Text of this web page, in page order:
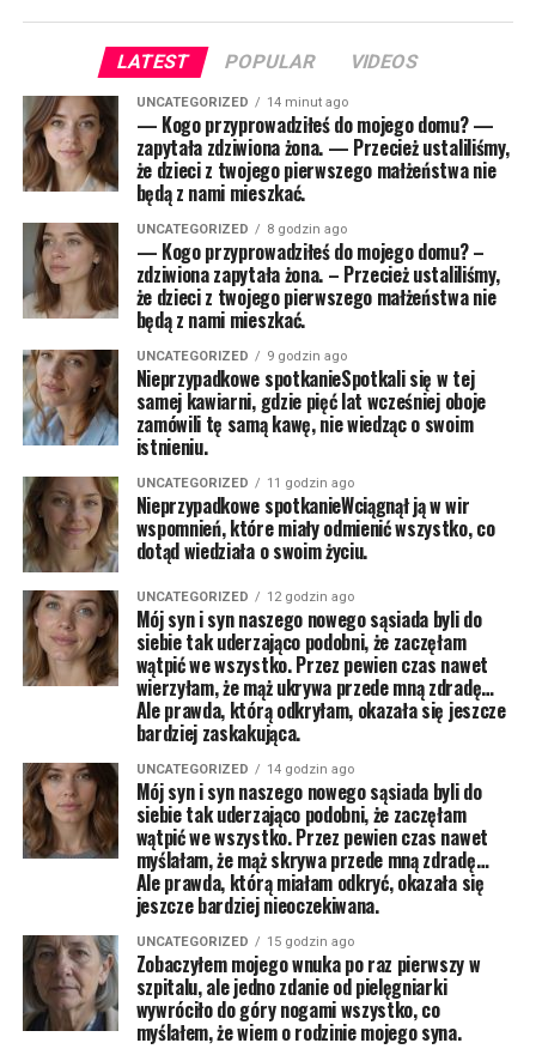
LATEST POPULAR VIDEOS
UNCATEGORIZED 14 minut ago
— Kogo przyprowadziłeś do mojego domu? —
zapytała zdziwiona żona. — Przecież ustaliliśmy,
że dzieci z twojego pierwszego małżeństwa nie
będą z nami mieszkać.
UNCATEGORIZED 8 godzin ago
— Kogo przyprowadziłeś do mojego domu? –
zdziwiona zapytała żona. – Przecież ustaliliśmy,
że dzieci z twojego pierwszego małżeństwa nie
będą z nami mieszkać.
UNCATEGORIZED 9 godzin ago
Nieprzypadkowe spotkanieSpotkali się w tej
samej kawiarni, gdzie pięć lat wcześniej oboje
zamówili tę samą kawę, nie wiedząc o swoim
istnieniu.
UNCATEGORIZED 11 godzin ago
Nieprzypadkowe spotkanieWciągnął ją w wir
wspomnień, które miały odmienić wszystko, co
dotąd wiedziała o swoim życiu.
UNCATEGORIZED 12 godzin ago
Mój syn i syn naszego nowego sąsiada byli do
siebie tak uderzająco podobni, że zaczęłam
wątpić we wszystko. Przez pewien czas nawet
wierzyłam, że mąż ukrywa przede mną zdradę…
Ale prawda, którą odkryłam, okazała się jeszcze
bardziej zaskakująca.
UNCATEGORIZED 14 godzin ago
Mój syn i syn naszego nowego sąsiada byli do
siebie tak uderzająco podobni, że zaczęłam
wątpić we wszystko. Przez pewien czas nawet
myślałam, że mąż skrywa przede mną zdradę…
Ale prawda, którą miałam odkryć, okazała się
jeszcze bardziej nieoczekiwana.
UNCATEGORIZED 15 godzin ago
Zobaczyłem mojego wnuka po raz pierwszy w
szpitalu, ale jedno zdanie od pielęgniarki
wywróciło do góry nogami wszystko, co
myślałem, że wiem o rodzinie mojego syna.